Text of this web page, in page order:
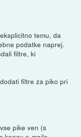
temu, da
podatke naprej.
filtre, ki
filtre za piko pri
pike ven (s